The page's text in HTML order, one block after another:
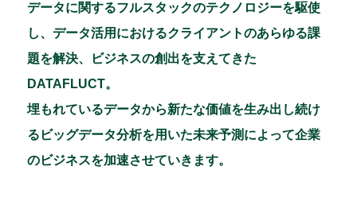
データに関するフルスタックのテクノロジーを駆使
し、データ活用におけるクライアントのあらゆる課
題を解決、ビジネスの創出を支えてきた
DATAFLUCT。
埋もれているデータから新たな価値を生み出し続け
るビッグデータ分析を用いた未来予測によって企業
のビジネスを加速させていきます。